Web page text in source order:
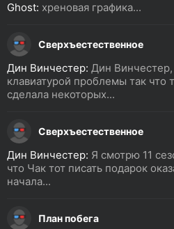
Ghost: хреновая графика...
Сверхъестественное
Дин Винчестер: Дин
клавиатурой проблемы так что
сделала некоторых...
Сверхъестественное
Дин Винчестер: Я смотрю 11
что Чак тот писать подарок
начала...
План побега